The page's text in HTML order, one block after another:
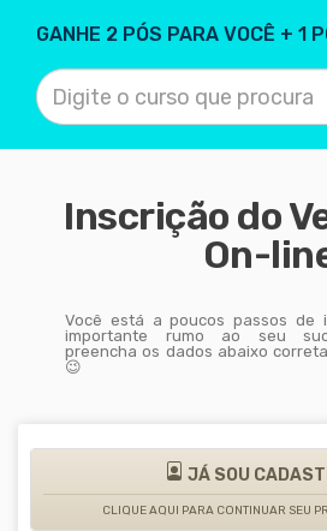
GANHE 2 PÓS PARA VOCÊ + 1
Inscrição do
On-
Você está a poucos passos de
importante rumo ao seu
preencha os dados abaixo
😉
JÁ SOU
CLIQUE AQUI PARA CONTINUAR SEU